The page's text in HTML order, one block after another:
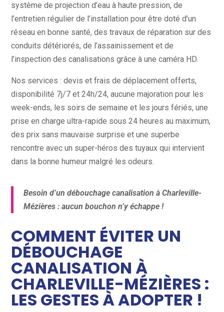
système de projection d’eau à haute pression, de
l’entretien régulier de l’installation pour être doté d’un
réseau en bonne santé, des travaux de réparation sur des
conduits détériorés, de l’assainissement et de
l’inspection des canalisations grâce à une caméra HD.
Nos services : devis et frais de déplacement offerts,
disponibilité 7j/7 et 24h/24, aucune majoration pour les
week-ends, les soirs de semaine et les jours fériés, une
prise en charge ultra-rapide sous 24 heures au maximum,
des prix sans mauvaise surprise et une superbe
rencontre avec un super-héros des tuyaux qui intervient
dans la bonne humeur malgré les odeurs.
Besoin d’un débouchage canalisation à Charleville-
Mézières : aucun bouchon n’y échappe !
COMMENT ÉVITER UN
DÉBOUCHAGE
CANALISATION À
CHARLEVILLE-MÉZIÈRES :
LES GESTES À ADOPTER !